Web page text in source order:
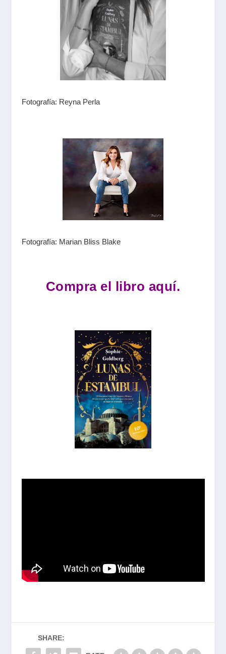
Fotografía: Reyna Perla
Fotografía: Marian Bliss Blake
Compra el libro aquí.
SHARE: